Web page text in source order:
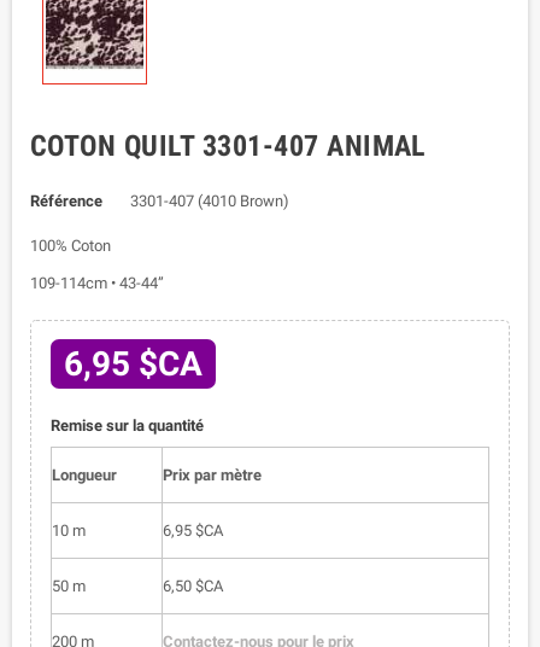
COTON QUILT 3301-407 ANIMAL
Référence 3301-407 (4010 Brown)
100% Coton
109-114cm • 43-44”
6,95 $CA
Remise sur la quantité
Longueur Prix par mètre
10 m 6,95 $CA
50 m 6,50 $CA
200 m Contactez-nous pour le prix